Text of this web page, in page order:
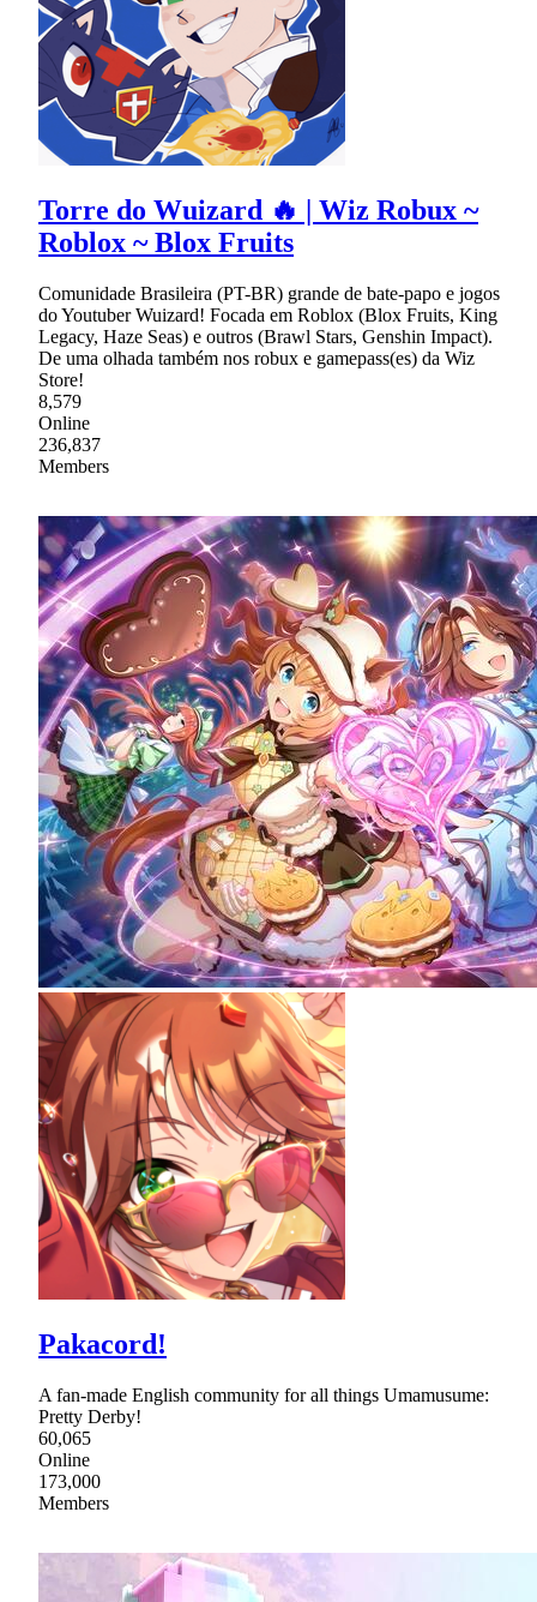
Torre do Wuizard 🔥 | Wiz Robux ~
Roblox ~ Blox Fruits
Comunidade Brasileira (PT-BR) grande de bate-papo e jogos
do Youtuber Wuizard! Focada em Roblox (Blox Fruits, King
Legacy, Haze Seas) e outros (Brawl Stars, Genshin Impact).
De uma olhada também nos robux e gamepass(es) da Wiz
Store!
8,579
Online
236,837
Members
Pakacord!
A fan-made English community for all things Umamusume:
Pretty Derby!
60,065
Online
173,000
Members